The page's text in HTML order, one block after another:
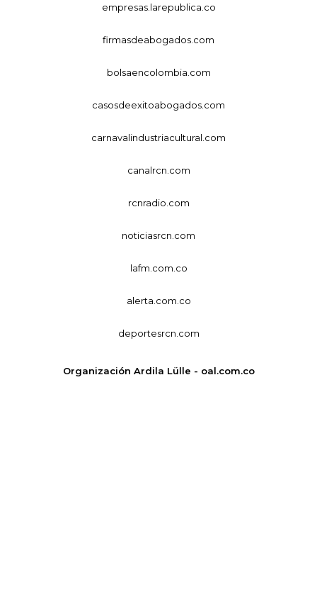
empresas.larepublica.co
firmasdeabogados.com
bolsaencolombia.com
casosdeexitoabogados.com
carnavalindustriacultural.com
canalrcn.com
rcnradio.com
noticiasrcn.com
lafm.com.co
alerta.com.co
deportesrcn.com
Organización Ardila Lülle - oal.com.co